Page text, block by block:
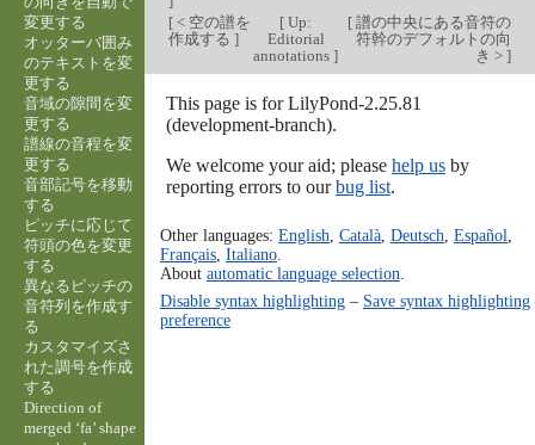
[< 空の譜を
作成する ]
[ Up:
Editorial
annotations]
[譜の中央にある音符の
符幹のデフォルトの向
き > ]
This page is for LilyPond-2.25.81
(development-branch).
We welcome your aid; please help usby
reporting errors to ourbug list.
Other languages: English Català, Deutsch Español
Français, Italiano.
About automatic language selection
Disable syntax highlighting– Save syntax highlighting
preference
変更する
オッターバ囲み
のテキストを変
更する
音域の隙間を変
更する
譜線の音程を変
更する
音部記号を移動
する
ピッチに応じて
符頭の色を変更
する
異なるピッチの
音符列を作成す
る
カスタマイズさ
れた調号を作成
する
Direction of
merged ‘fa’ shape